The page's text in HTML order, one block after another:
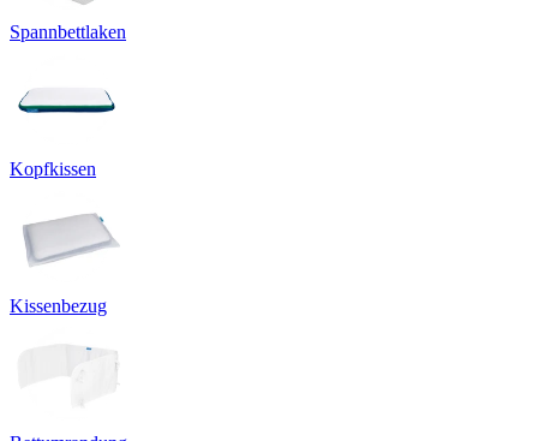
Spannbettlaken
Kopfkissen
Kissenbezug